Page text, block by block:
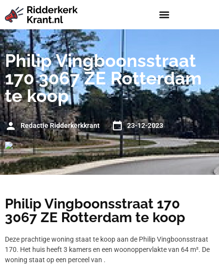
Philip Vingboonsstraat
170 3067 ZE Rotterdam
te koop
Redactie Ridderkerkkrant 23-12-2023
Philip Vingboonsstraat 170
3067 ZE Rotterdam te koop
Deze prachtige woning staat te koop aan de Philip Vingboonsstraat
170. Het huis heeft 3 kamers en een woonoppervlakte van 64 m². De
woning staat op een perceel van .